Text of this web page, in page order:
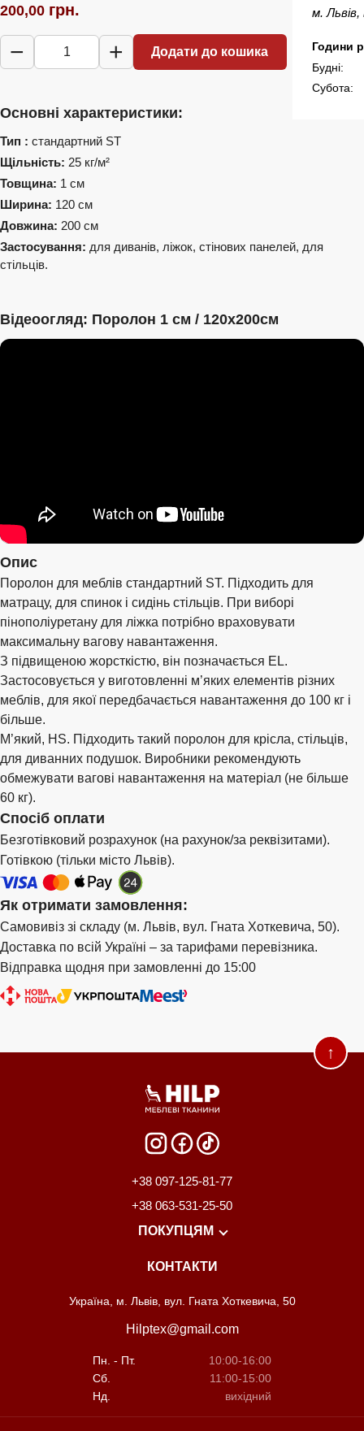
м.
Години
Будні:
Субота:
Основні характеристики:
Тип : стандартний ST
Щільність: 25 кг/м²
Товщина: 1 см
Ширина: 120 см
Довжина: 200 см
Застосування: для диванів, ліжок, стінових панелей, для
стільців.
200,00 грн.
/
120х200см
кількість
− + Додати до кошика
Опис
Поролон для меблів стандартний ST. Підходить для
матрацу, для спинок і сидінь стільців. При виборі
пінополіуретану для ліжка потрібно враховувати
максимальну вагову навантаження.
З підвищеною жорсткістю, він позначається EL.
Застосовується у виготовленні м’яких елементів різних
меблів, для якої передбачається навантаження до 100 кг і
більше.
М’який, HS. Підходить такий поролон для крісла, стільців,
для диванних подушок. Виробники рекомендують
обмежувати вагові навантаження на матеріал (не більше
60 кг).
Спосіб оплати
Безготівковий розрахунок (на рахунок/за реквізитами).
Готівкою (тільки місто Львів).
Як отримати замовлення:
Самовивіз зі складу (м. Львів, вул. Гната Хоткевича, 50).
Доставка по всій Україні – за тарифами перевізника.
Відправка щодня при замовленні до 15:00
Відеоогляд: Поролон 1 см / 120х200см
+38 097-125-81-77
+38 063-531-25-50
ПОКУПЦЯМ
МайстриРозкрій
КОНТАКТИ
Україна, м. Львів, вул. Гната Хоткевича, 50
Hilptex@gmail.com
Пн. - Пт.
10:00-16:00
Сб.
11:00-15:00
Нд.
вихідний
↑